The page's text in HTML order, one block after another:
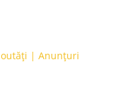
| Anunțuri